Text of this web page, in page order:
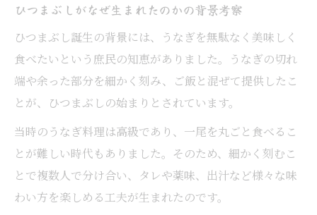
ひつまぶしの種類別特徴と語源の関係性
うなぎ資源問題と食文化のこれから
ひつまぶし事件から学ぶうなぎ資源問題
うなぎ絶滅危惧の現状とひつまぶしの未来
考える
ひつまぶしとうなぎ資源保護の取り組み例
ひつまぶしがなぜ生まれたのかの背景考察
ひつまぶし誕生の背景には、うなぎを無駄なく美味しく
食べたいという庶民の知恵がありました。うなぎの切れ
端や余った部分を細かく刻み、ご飯と混ぜて提供したこ
とが、ひつまぶしの始まりとされています。
当時のうなぎ料理は高級であり、一尾を丸ごと食べるこ
とが難しい時代もありました。そのため、細かく刻むこ
とで複数人で分け合い、タレや薬味、出汁など様々な味
わい方を楽しめる工夫が生まれたのです。